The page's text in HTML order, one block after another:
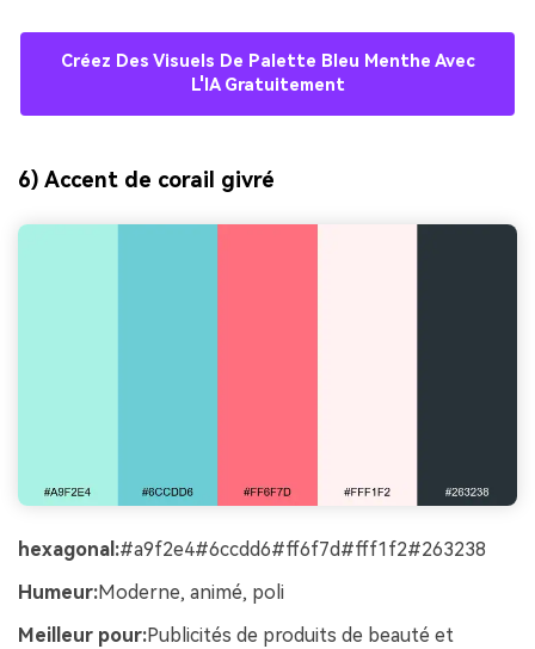
Créez Des Visuels De Palette Bleu Menthe Avec
L'IA Gratuitement
6) Accent de corail givré
hexagonal:#a9f2e4#6ccdd6#ff6f7d#fff1f2#263238
Humeur:Moderne, animé, poli
Meilleur pour:Publicités de produits de beauté et